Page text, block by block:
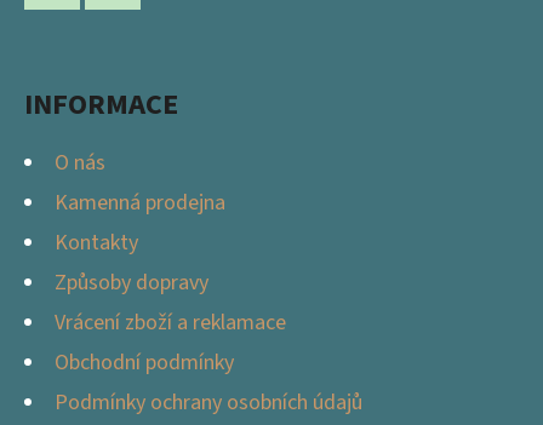
INFORMACE
O nás
Kamenná prodejna
Kontakty
Způsoby dopravy
Vrácení zboží a reklamace
Obchodní podmínky
Podmínky ochrany osobních údajů